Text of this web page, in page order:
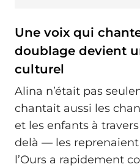
Une voix qui
doublage devient
culturel
Alina n’était pas
chantait aussi les
et les enfants à
delà — les
l’Ours a rapidement